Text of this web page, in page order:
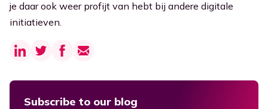
je daar ook weer profijt van hebt bij andere digitale
initiatieven.
Subscribe to our blog